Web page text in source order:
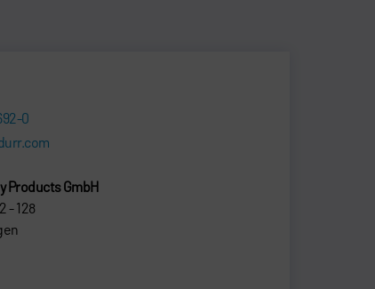
0
Products GmbH
- 128